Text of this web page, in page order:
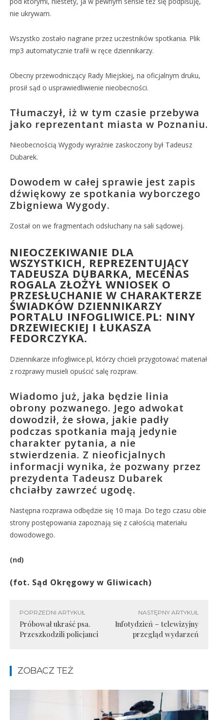
nie ukrywam.
Wszystko zostało nagrane przez uczestników spotkania. Plik
mp3 automatycznie trafił w ręce dziennikarzy.
Obecny przewodniczący Rady Miejskiej, na oficjalnym druku,
prosił sąd o usprawiedliwienie nieobecności.
Tłumaczył, iż w tym czasie przebywa
jako reprezentant miasta w Poznaniu.
Nieobecnością Wygody wyraźnie zaskoczony był Tadeusz
Dubarek.
Dowodem w całej sprawie jest zapis
dźwiękowy ze spotkania wyborczego
Zbigniewa Wygody.
Został on we fragmentach odsłuchany na sali sądowej.
NIEOCZEKIWANIE DLA
WSZYSTKICH, REPREZENTUJĄCY
TADEUSZA DUBARKA, MECENAS
ROGALA ZŁOŻYŁ WNIOSEK O
PRZESŁUCHANIE W CHARAKTERZE
ŚWIADKÓW DZIENNIKARZY
PORTALU INFOGLIWICE.PL: NINY
DRZEWIECKIEJ I ŁUKASZA
FEDORCZYKA.
Dziennikarze infogliwice.pl, którzy chcieli przygotować materiał
z rozprawy musieli opuścić salę rozpraw.
Wiadomo już, jaka będzie linia
obrony pozwanego. Jego adwokat
dowodził, że słowa, jakie padły
podczas spotkania mają jedynie
charakter pytania, a nie
stwierdzenia. Z nieoficjalnych
informacji wynika, że pozwany przez
prezydenta Tadeusz Dubarek
chciałby zawrzeć ugodę.
Następna rozprawa odbędzie się 10 maja. Do tego czasu obie
strony postępowania zapoznają się z całością materiału
dowodowego.
(nd)
(fot. Sąd Okręgowy w Gliwicach)
POPRZEDNI ARTYKUŁ
Próbował ukraść psa.
Przeszkodzili policjanci
NASTĘPNY ARTYKUŁ
Infotydzień – telewizyjny
przegląd wydarzeń
ZOBACZ TEŻ